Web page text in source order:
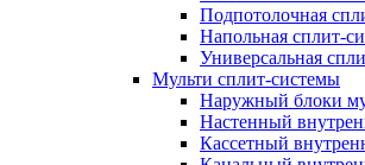
Подпотолочная
Напольная сплит-
Универсальная
Мульти сплит-системы
Наружный блоки
Настенный
Кассетный